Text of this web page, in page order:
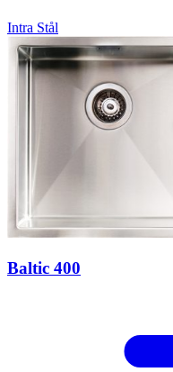
Intra Stål
Baltic 400